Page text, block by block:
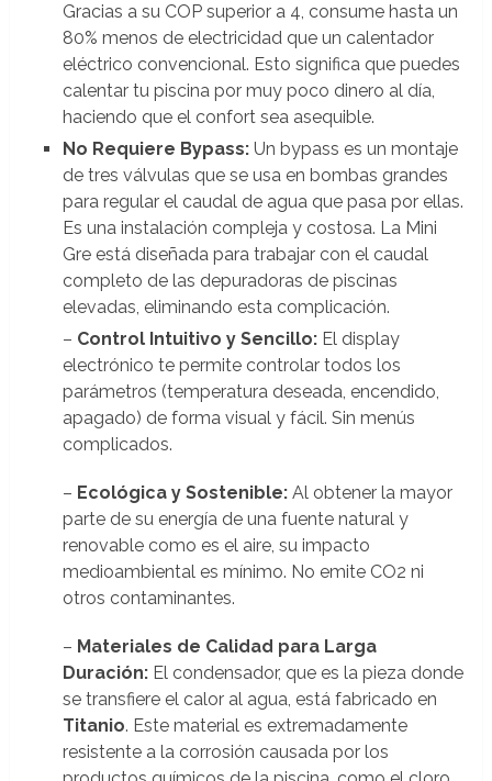
Gracias a su COP superior a 4, consume hasta un
80% menos de electricidad que un calentador
eléctrico convencional. Esto significa que puedes
calentar tu piscina por muy poco dinero al día,
haciendo que el confort sea asequible.
No Requiere Bypass:Un bypass es un montaje
de tres válvulas que se usa en bombas grandes
para regular el caudal de agua que pasa por ellas.
Es una instalación compleja y costosa. La Mini
Gre está diseñada para trabajar con el caudal
completo de las depuradoras de piscinas
elevadas, eliminando esta complicación.
– Control Intuitivo y Sencillo:El display
electrónico te permite controlar todos los
parámetros (temperatura deseada, encendido,
apagado) de forma visual y fácil. Sin menús
complicados.
– Ecológica y Sostenible:Al obtener la mayor
parte de su energía de una fuente natural y
renovable como es el aire, su impacto
medioambiental es mínimo. No emite CO2 ni
otros contaminantes.
– Materiales de Calidad para Larga
Duración:El condensador, que es la pieza donde
se transfiere el calor al agua, está fabricado en
Titanio. Este material es extremadamente
resistente a la corrosión causada por los